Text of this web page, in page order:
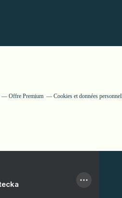
Offre Premium Cookies et données